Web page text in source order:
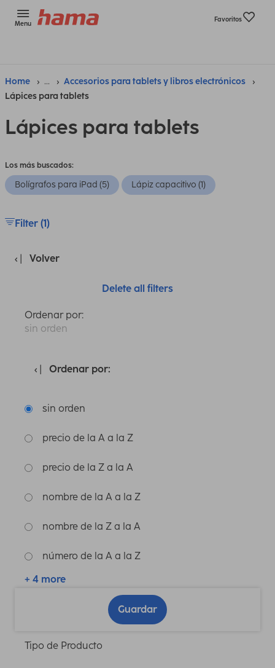
Menu
Favoritos
Home ...
Accesorios para tablets y libros electrónicos
Lápices para tablets
Lápices para tablets
Los más buscados:
Bolígrafos para iPad (5) Lápiz capacitivo (1)
Filter (1)
Volver
Delete all filters
Ordenar por:
sin orden
Ordenar por:
sin orden
precio de la A a la Z
precio de la Z a la A
nombre de la A a la Z
nombre de la Z a la A
número de la A a la Z
+ 4 more
Guardar
Tipo de Producto